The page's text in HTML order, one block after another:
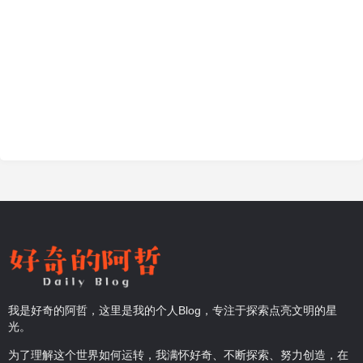
我是好奇的阿哲，这里是我的个人Blog，专注于探索点亮文明的星
光。
为了理解这个世界如何运转，我满怀好奇、不断探索、努力创造，在